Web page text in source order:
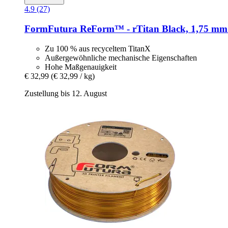
4.9 (27)
FormFutura ReForm™ -​ rTitan Black, 1,75 mm
Zu 100 % aus recyceltem TitanX
Außergewöhnliche mechanische Eigenschaften
Hohe Maßgenauigkeit
€ 32,99 (€ 32,99 / kg)
Zustellung bis 12. August